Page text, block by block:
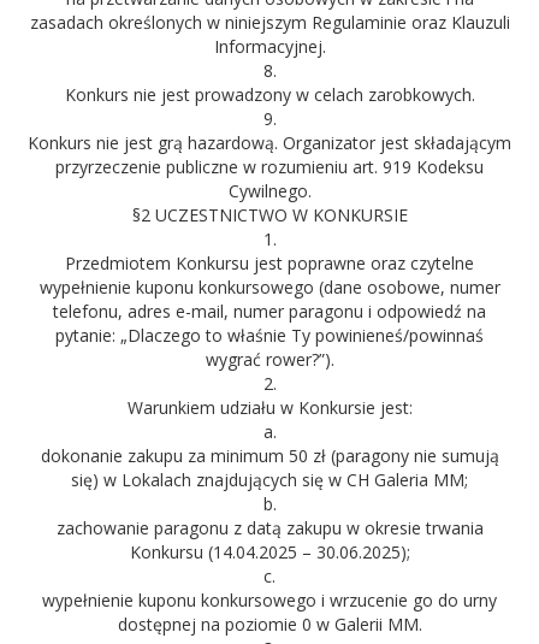
zasadach określonych w niniejszym Regulaminie oraz Klauzuli
Informacyjnej.
8.
Konkurs nie jest prowadzony w celach zarobkowych.
9.
Konkurs nie jest grą hazardową. Organizator jest składającym
przyrzeczenie publiczne w rozumieniu art. 919 Kodeksu
Cywilnego.
§2 UCZESTNICTWO W KONKURSIE
1.
Przedmiotem Konkursu jest poprawne oraz czytelne
wypełnienie kuponu konkursowego (dane osobowe, numer
telefonu, adres e-mail, numer paragonu i odpowiedź na
pytanie: „Dlaczego to właśnie Ty powinieneś/powinnaś
wygrać rower?”).
2.
Warunkiem udziału w Konkursie jest:
a.
dokonanie zakupu za minimum 50 zł (paragony nie sumują
się) w Lokalach znajdujących się w CH Galeria MM;
b.
zachowanie paragonu z datą zakupu w okresie trwania
Konkursu (14.04.2025 – 30.06.2025);
c.
wypełnienie kuponu konkursowego i wrzucenie go do urny
dostępnej na poziomie 0 w Galerii MM.